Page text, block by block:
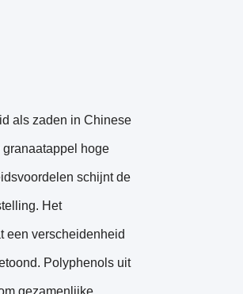
als zaden in Chinese
hoge
schijnt de
Het
een verscheidenheid
Polyphenols uit
gezamenlijke